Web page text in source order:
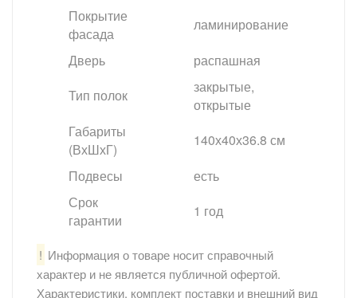
Покрытие
фасада
ламинирование
Дверь
распашная
Тип полок
закрытые,
открытые
Габариты
(ВхШхГ)
140х40х36.8 см
Подвесы
есть
Срок
гарантии
1 год
! Информация о товаре носит справочный
характер и не является публичной офертой.
Характеристики, комплект поставки и внешний вид